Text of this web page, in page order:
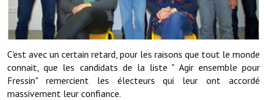
Démarches administratives
Projets et travaux en cours
Fêtes et manifestations
Numéros d'urgence
C'est avec un certain retard, pour les raisons que tout le monde
connait, que les candidats de la liste " Agir ensemble pour
Fressin" remercient les électeurs qui leur ont accordé
massivement leur confiance.